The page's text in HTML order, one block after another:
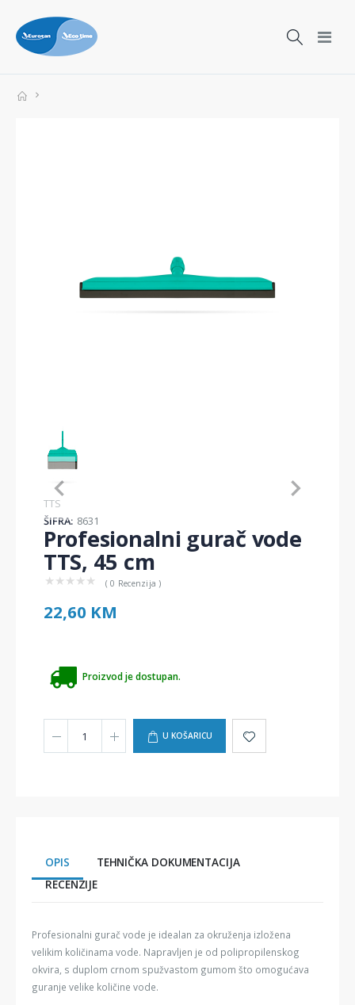
1
Item
1
of
1
TTS
ŠIFRA: 8631
Profesionalni gurač vode
TTS, 45 cm
★ ★ ★ ★ ★ ( 0 Recenzija )
22,60 KM
Proizvod je dostupan.
U KOŠARICU
OPIS
TEHNIČKA DOKUMENTACIJA
RECENZIJE
Profesionalni gurač vode je idealan za okruženja izložena
velikim količinama vode. Napravljen je od polipropilenskog
okvira, s duplom crnom spužvastom gumom što omogućava
guranje velike količine vode.